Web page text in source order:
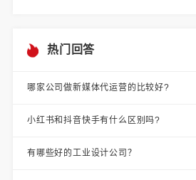
热门回答
哪家公司做新媒体代运营的比较好?
小红书和抖音快手有什么区别吗?
有哪些好的工业设计公司？